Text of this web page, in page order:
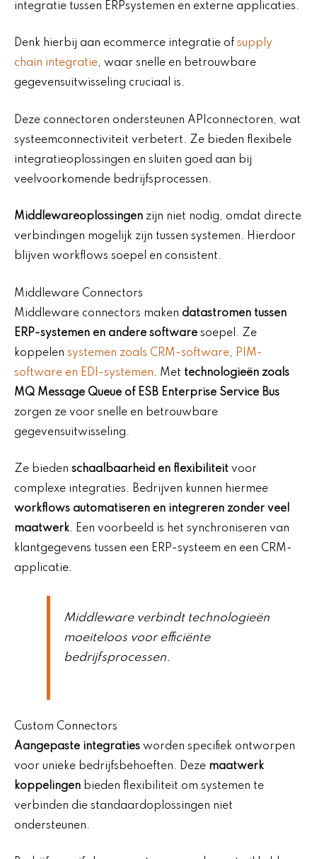
integratie tussen ERPsystemen en externe applicaties.
Denk hierbij aan ecommerce integratie of supply
chain integratie, waar snelle en betrouwbare
gegevensuitwisseling cruciaal is.
Deze connectoren ondersteunen APIconnectoren, wat
systeemconnectiviteit verbetert. Ze bieden flexibele
integratieoplossingen en sluiten goed aan bij
veelvoorkomende bedrijfsprocessen.
Middlewareoplossingen zijn niet nodig, omdat directe
verbindingen mogelijk zijn tussen systemen. Hierdoor
blijven workflows soepel en consistent.
Middleware Connectors
Middleware connectors maken datastromen tussen
ERP-systemen en andere software soepel. Ze
koppelen systemen zoals CRM-software, PIM-
software en EDI-systemen. Met technologieën zoals
MQ Message Queue of ESB Enterprise Service Bus
zorgen ze voor snelle en betrouwbare
gegevensuitwisseling.
Ze bieden schaalbaarheid en flexibiliteit voor
complexe integraties. Bedrijven kunnen hiermee
workflows automatiseren en integreren zonder veel
maatwerk. Een voorbeeld is het synchroniseren van
klantgegevens tussen een ERP-systeem en een CRM-
applicatie.
Middleware verbindt technologieën
moeiteloos voor efficiënte
bedrijfsprocessen.
Custom Connectors
Aangepaste integraties worden specifiek ontworpen
voor unieke bedrijfsbehoeften. Deze maatwerk
koppelingen bieden flexibiliteit om systemen te
verbinden die standaardoplossingen niet
ondersteunen.